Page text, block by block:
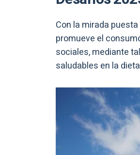
Con la mirada
promueve el
sociales, mediante
saludables en la